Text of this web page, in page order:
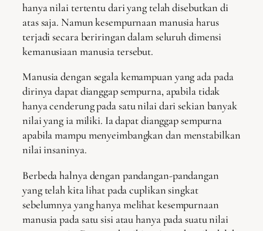
hanya nilai tertentu dari yang telah disebutkan di
atas saja. Namun kesempurnaan manusia harus
terjadi secara beriringan dalam seluruh dimensi
kemanusiaan manusia tersebut.
Manusia dengan segala kemampuan yang ada pada
dirinya dapat dianggap sempurna, apabila tidak
hanya cenderung pada satu nilai dari sekian banyak
nilai yang ia miliki. Ia dapat dianggap sempurna
apabila mampu menyeimbangkan dan menstabilkan
nilai insaninya.
Berbeda halnya dengan pandangan-pandangan
yang telah kita lihat pada cuplikan singkat
sebelumnya yang hanya melihat kesempurnaan
manusia pada satu sisi atau hanya pada suatu nilai